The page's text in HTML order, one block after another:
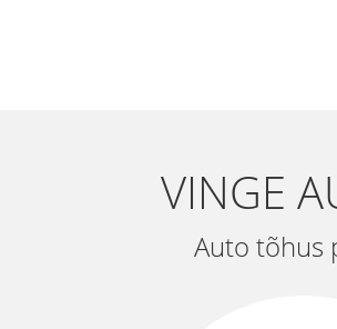
VINGE
Auto tõhus